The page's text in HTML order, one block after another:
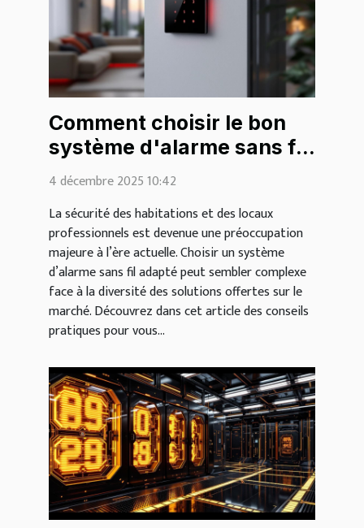
Comment choisir le bon
système d'alarme sans fil
pour vos besoins ?
4 décembre 2025 10:42
La sécurité des habitations et des locaux
professionnels est devenue une préoccupation
majeure à l’ère actuelle. Choisir un système
d’alarme sans fil adapté peut sembler complexe
face à la diversité des solutions offertes sur le
marché. Découvrez dans cet article des conseils
pratiques pour vous...